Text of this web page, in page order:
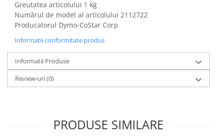
Aparate cosmetice
Articole Sanatate si Wellness
Consumabile sanitare
Cosmetice si produse ingrijire
personala
Igiena dentara
Jucarii, Copii & Bebe
Igiena si ingrijire
Jucarii si Jocuri
Greutatea articolului 1 kg
Numărul de model al articolului 2112722
Producatorul Dymo-CoStar Corp
Informatii conformitate produs
Informatii Produse
Review-uri(0)
PRODUSE SIMILARE